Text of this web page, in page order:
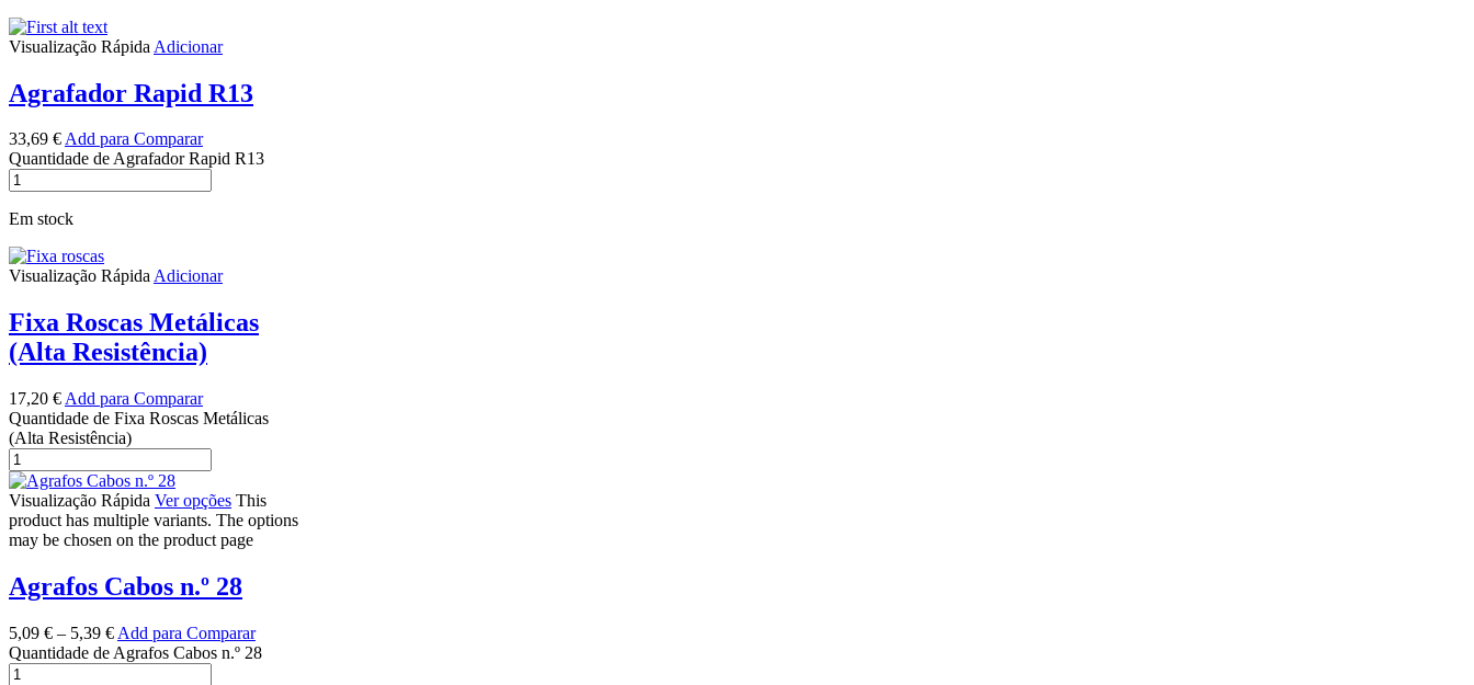
Visualização Rápida Adicionar
Agrafador Rapid R13
33,69 €Add para Comparar
Quantidade de Agrafador Rapid R13
Em stock
Visualização RápidaAdicionar
Fixa Roscas Metálicas
(Alta Resistência)
17,20 € Add para Comparar
Quantidade de Fixa Roscas Metálicas
(Alta Resistência)
Visualização Rápida Ver opções This
product has multiple variants. The options
may be chosen on the product page
Agrafos Cabos n.º 28
5,09 € – 5,39 € Add para Comparar
Quantidade de Agrafos Cabos n.º 28